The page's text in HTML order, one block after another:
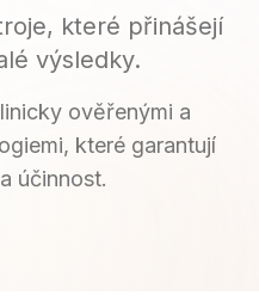
které přinášejí
výsledky.
ověřenými a
které garantují
účinnost.